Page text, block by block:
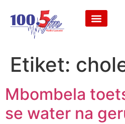
Etiket:
Mbombela
se water na